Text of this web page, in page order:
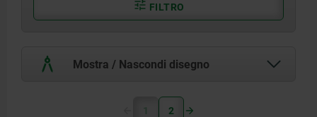
FILTRO
Mostra / Nascondi disegno
1 2